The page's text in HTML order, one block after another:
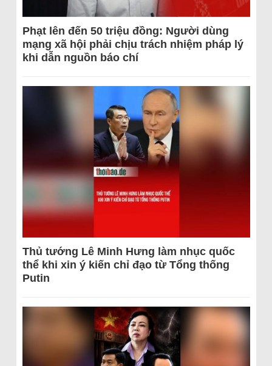
Phạt lên đến 50 triệu đồng: Người dùng
mạng xã hội phải chịu trách nhiệm pháp lý
khi dẫn nguồn báo chí
Thủ tướng Lê Minh Hưng làm nhục quốc
thể khi xin ý kiến chỉ đạo từ Tổng thống
Putin